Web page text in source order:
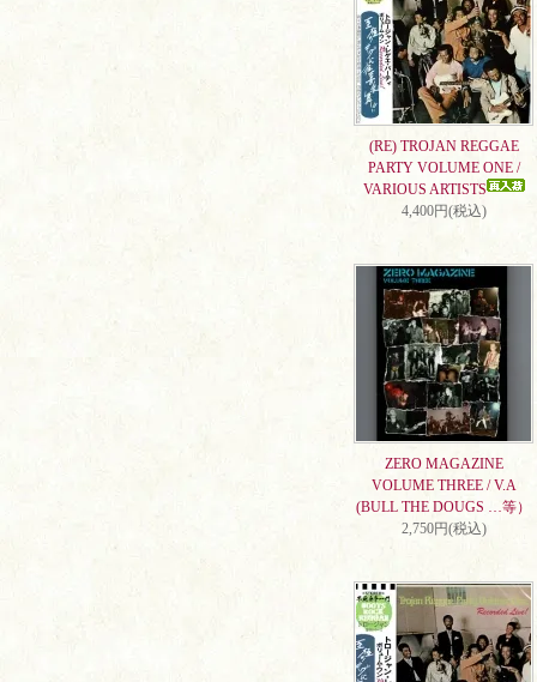
(RE) TROJAN REGGAE
PARTY VOLUME ONE /
VARIOUS ARTISTS
4,400円(税込)
ZERO MAGAZINE
VOLUME THREE / V.A
(BULL THE DOUGS …等）
2,750円(税込)